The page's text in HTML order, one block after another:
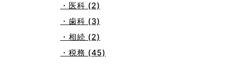
・医科 (2)
・歯科 (3)
・相続 (2)
・税務 (45)